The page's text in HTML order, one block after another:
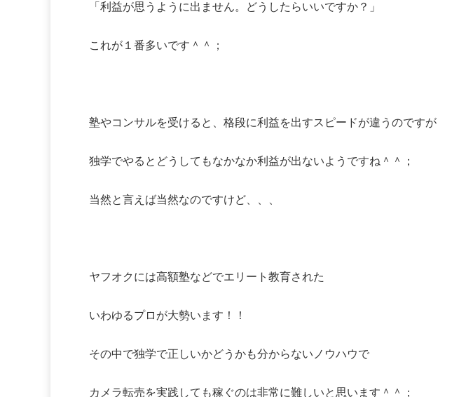
「利益が思うように出ません。どうしたらいいですか？」
これが１番多いです＾＾；
塾やコンサルを受けると、格段に利益を出すスピードが違うのですが
独学でやるとどうしてもなかなか利益が出ないようですね＾＾；
当然と言えば当然なのですけど、、、
ヤフオクには高額塾などでエリート教育された
いわゆるプロが大勢います！！
その中で独学で正しいかどうかも分からないノウハウで
カメラ転売を実践しても稼ぐのは非常に難しいと思います＾＾；